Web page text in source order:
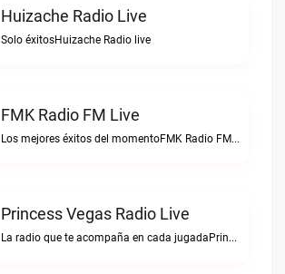
Huizache Radio Live
Solo éxitosHuizache Radio live
FMK Radio FM Live
Los mejores éxitos del momentoFMK Radio FM live
Princess Vegas Radio Live
La radio que te acompaña en cada jugadaPrincess Vegas Radio live